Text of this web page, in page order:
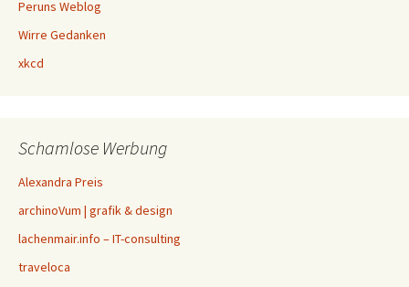
Peruns Weblog
Wirre Gedanken
xkcd
Schamlose Werbung
Alexandra Preis
archinoVum | grafik & design
lachenmair.info – IT-consulting
traveloca